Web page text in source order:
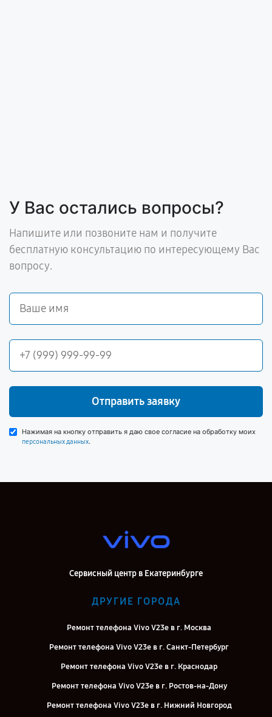
У Вас остались вопросы?
Напишите или позвоните нам и получите
бесплатную консультацию по интересующему Вас
вопросу.
Отправить заявку
Нажимая на кнопку отправить я даю свое согласие на обработку моих
персональных данных.
Сервисный центр в Екатеринбурге
ДРУГИЕ ГОРОДА
Ремонт телефона Vivo V23e в г. Москва
Ремонт телефона Vivo V23e в г. Санкт-Петербург
Ремонт телефона Vivo V23e в г. Краснодар
Ремонт телефона Vivo V23e в г. Ростов-на-Дону
Ремонт телефона Vivo V23e в г. Нижний Новгород